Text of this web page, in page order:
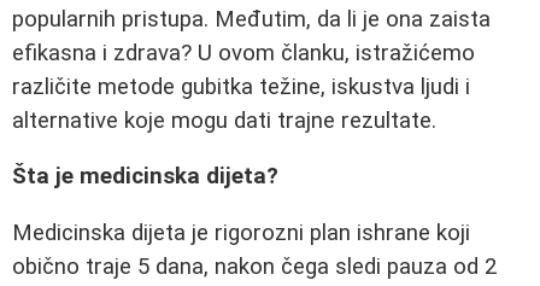
popularnih pristupa. Međutim, da li je ona zaista
efikasna i zdrava? U ovom članku, istražićemo
različite metode gubitka težine, iskustva ljudi i
alternative koje mogu dati trajne rezultate.
Šta je medicinska dijeta?
Medicinska dijeta je rigorozni plan ishrane koji
obično traje 5 dana, nakon čega sledi pauza od 2